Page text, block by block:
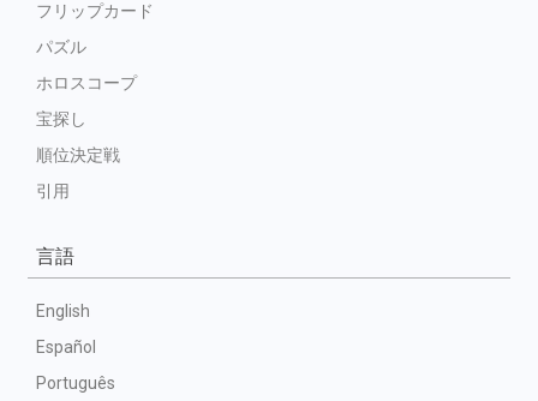
フリップカード
パズル
ホロスコープ
宝探し
順位決定戦
引用
言語
English
Español
Português